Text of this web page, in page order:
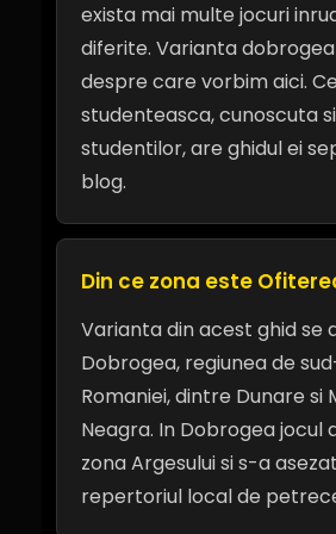
exista mai multe jocuri
diferite. Varianta
despre care vorbim aici.
studenteasca, cunoscuta
studentilor, are ghidul ei
blog.
Din ce zona este
Varianta din acest ghid se
Dobrogea, regiunea de
Romaniei, dintre Dunare si
Neagra. In Dobrogea jocul
zona Argesului si s-a
repertoriul local de